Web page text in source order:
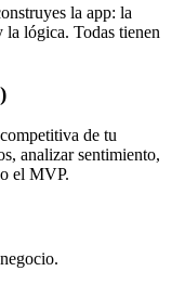
la app: la
la lógica. Todas tienen
de tu
analizar sentimiento,
el MVP.